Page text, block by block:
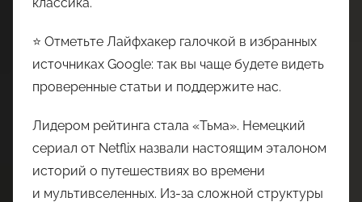
⭐ Отметьте Лайфхакер галочкой в избранных
источниках Google: так вы чаще будете видеть
проверенные статьи и поддержите нас.
Лидером рейтинга стала «Тьма». Немецкий
сериал от Netflix назвали настоящим эталоном
историй о путешествиях во времени
и мультивселенных. Из-за сложной структуры